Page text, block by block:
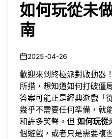
如何玩從未
南
2025-04-26
歡迎來到終極派對啟動器
所措，想知道如何打破僵
答案可能正是經典遊戲「
幾乎不需要任何準備，就
和許多笑聲。但 如何玩從
個遊戲，或者只是需要複